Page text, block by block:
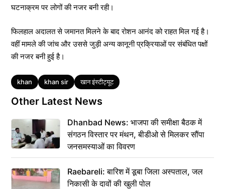
घटनाक्रम पर लोगों की नजर बनी रही।
फिलहाल अदालत से जमानत मिलने के बाद रोशन आनंद को राहत मिल गई है।
वहीं मामले की जांच और उससे जुड़ी अन्य कानूनी प्रक्रियाओं पर संबंधित पक्षों
की नजर बनी हुई है।
Tags
khan khan sir खान इंस्टीट्यूट
Other Latest News
Dhanbad News: भाजपा की समीक्षा बैठक में
संगठन विस्तार पर मंथन, बीडीओ से मिलकर सौंपा
जनसमस्याओं का विवरण
Raebareli: बारिश में डूबा जिला अस्पताल, जल
निकासी के दावों की खुली पोल